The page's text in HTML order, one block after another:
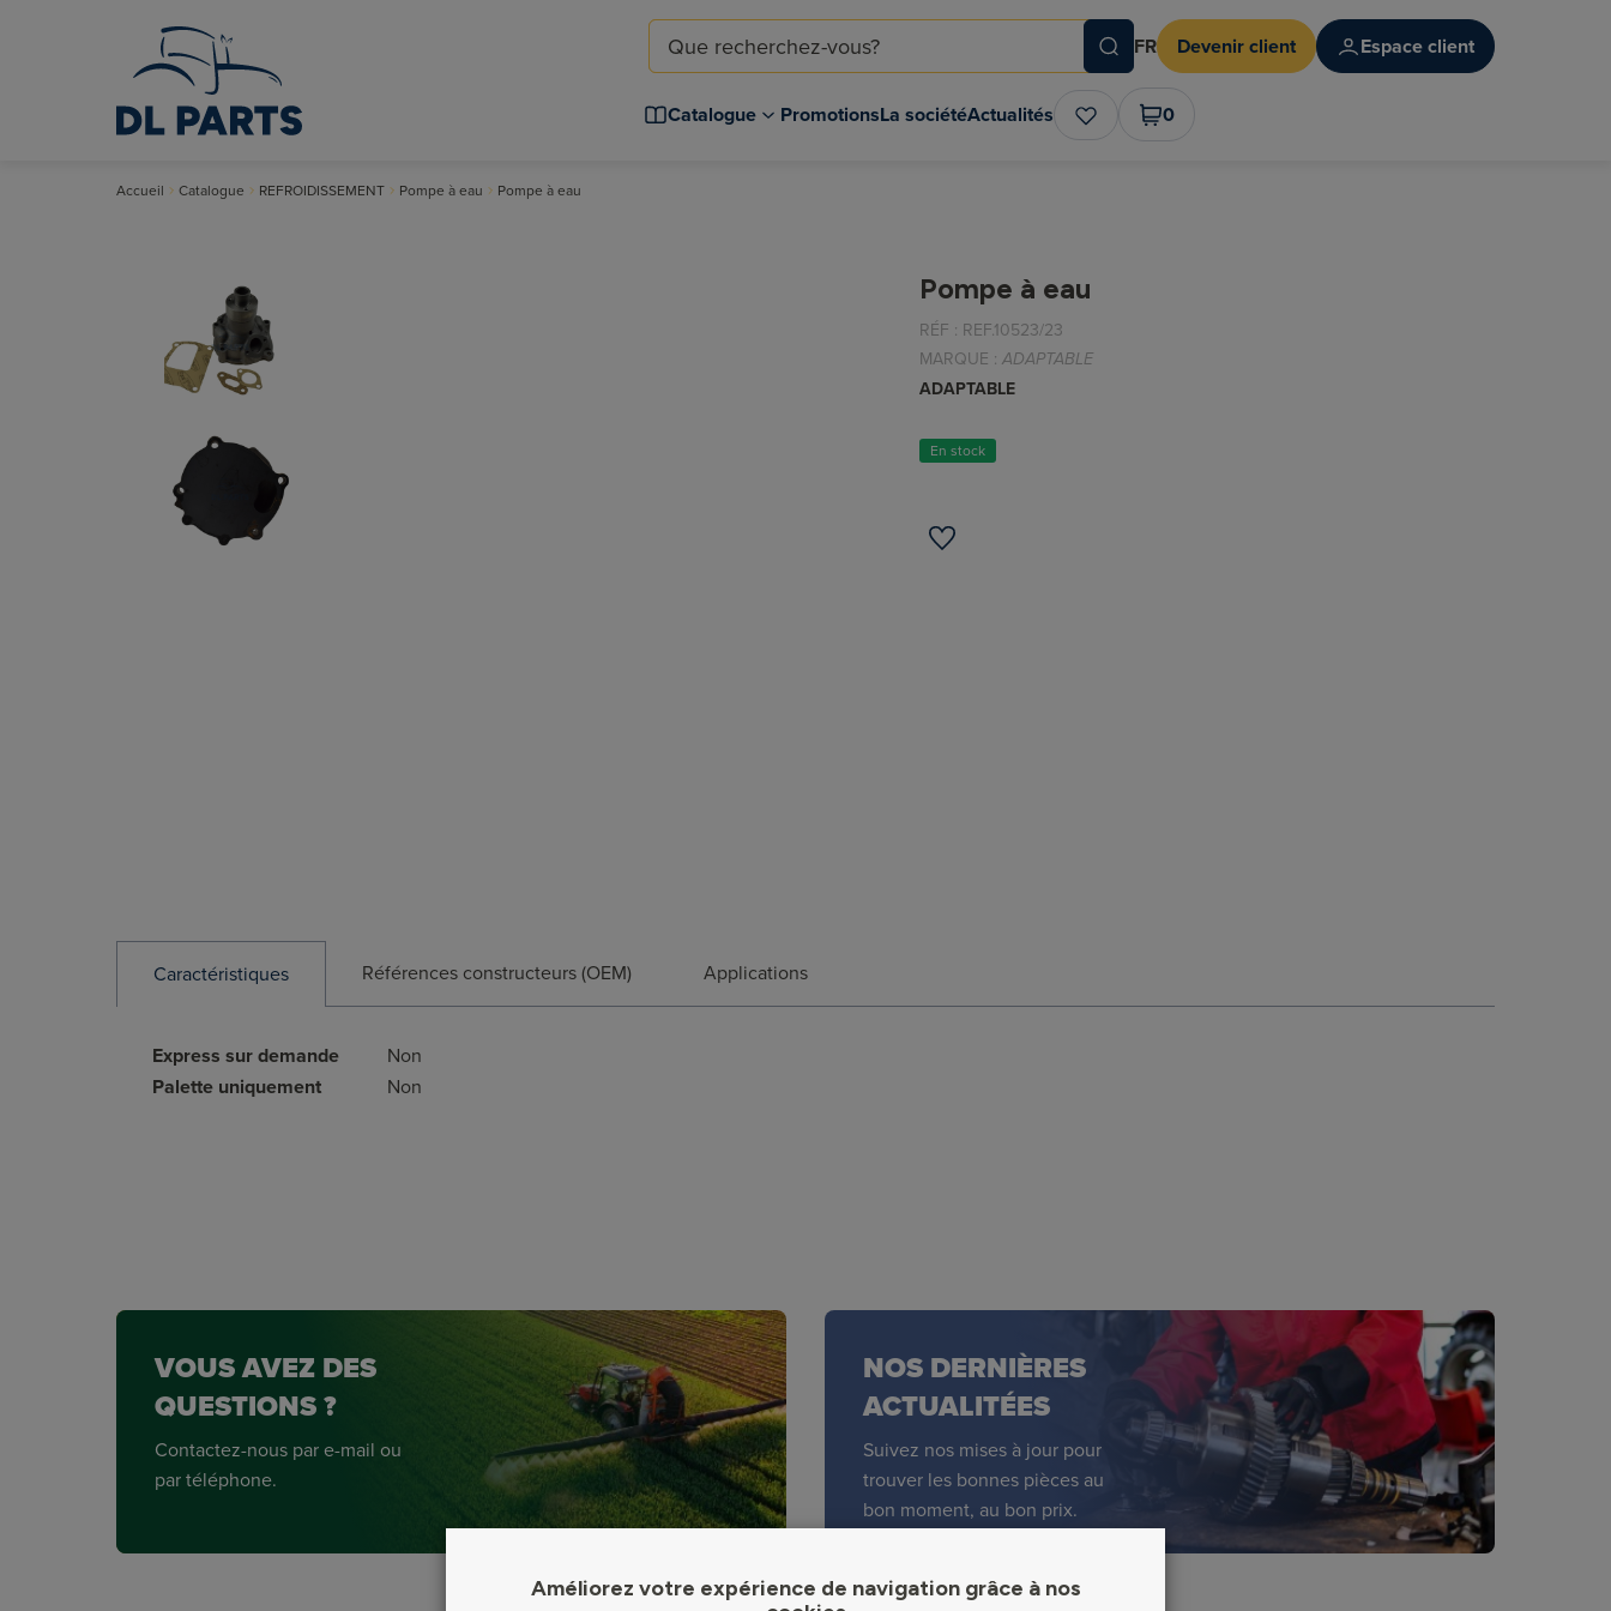
FR Devenir client Espace client
Catalogue PromotionsLa sociétéActualités 0
Accueil Catalogue REFROIDISSEMENT Pompe à eau Pompe à eau
Pompe à eau
RÉF : REF.10523/23
MARQUE : ADAPTABLE
ADAPTABLE
En stock
Caractéristiques Références constructeurs (OEM) Applications
Express sur demande
Non
Palette uniquement
Non
VOUS AVEZ DES
QUESTIONS ?
Contactez-nous par e-mail ou
par téléphone.
NOS DERNIÈRES
ACTUALITÉES
Suivez nos mises à jour pour
trouver les bonnes pièces au
bon moment, au bon prix.
Améliorez votre expérience de navigation grâce à nos